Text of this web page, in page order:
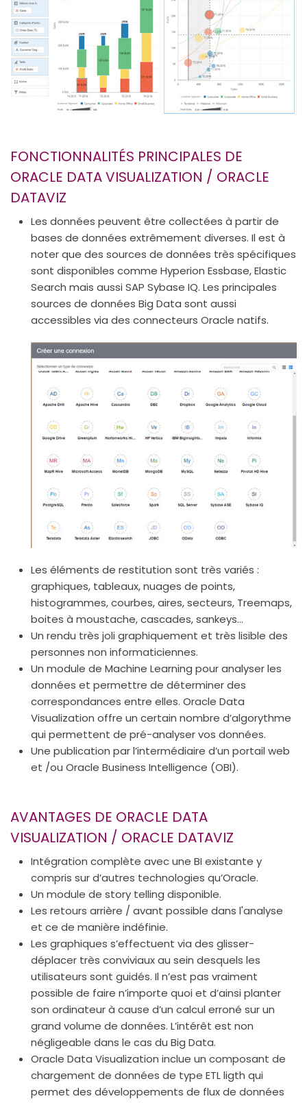
FONCTIONNALITÉS PRINCIPALES DE
ORACLE DATA VISUALIZATION / ORACLE
DATAVIZ
Les données peuvent être collectées à partir de
bases de données extrêmement diverses. Il est à
noter que des sources de données très spécifiques
sont disponibles comme Hyperion Essbase, Elastic
Search mais aussi SAP Sybase IQ. Les principales
sources de données Big Data sont aussi
accessibles via des connecteurs Oracle natifs.
Les éléments de restitution sont très variés :
graphiques, tableaux, nuages de points,
histogrammes, courbes, aires, secteurs, Treemaps,
boites à moustache, cascades, sankeys…
Un rendu très joli graphiquement et très lisible des
personnes non informaticiennes.
Un module de Machine Learning pour analyser les
données et permettre de déterminer des
correspondances entre elles. Oracle Data
Visualization offre un certain nombre d’algorythme
qui permettent de pré-analyser vos données.
Une publication par l’intermédiaire d’un portail web
et /ou Oracle Business Intelligence (OBI).
AVANTAGES DE ORACLE DATA
VISUALIZATION / ORACLE DATAVIZ
Intégration complète avec une BI existante y
compris sur d’autres technologies qu’Oracle.
Un module de story telling disponible.
Les retours arrière / avant possible dans l'analyse
et ce de manière indéfinie.
Les graphiques s’effectuent via des glisser-
déplacer très conviviaux au sein desquels les
utilisateurs sont guidés. Il n’est pas vraiment
possible de faire n’importe quoi et d’ainsi planter
son ordinateur à cause d’un calcul erroné sur un
grand volume de données. L’intérêt est non
négligeable dans le cas du Big Data.
Oracle Data Visualization inclue un composant de
chargement de données de type ETL ligth qui
permet des développements de flux de données